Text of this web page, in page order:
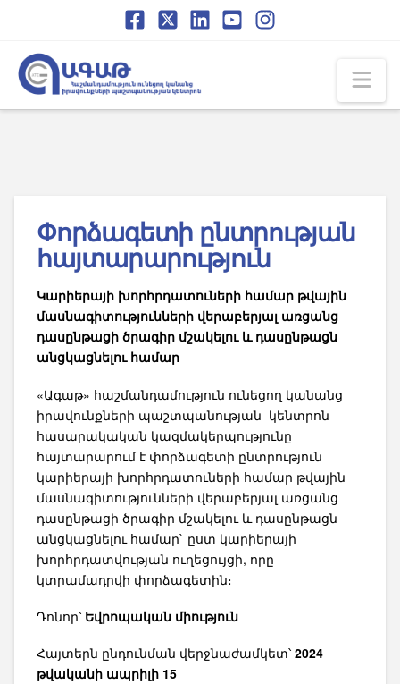
Content
navigation
Փորձագետի ընտրության
հայտարարություն
Կարիերայի խորհրդատուների համար թվային
մասնագիտությունների վերաբերյալ առցանց
դասընթացի ծրագիր մշակելու և դասընթացն
անցկացնելու համար
«Ագաթ» հաշմանդամություն ունեցող կանանց
իրավունքների պաշտպանության կենտրոն
հասարակական կազմակերպությունը
հայտարարում է փորձագետի ընտրություն
կարիերայի խորհրդատուների համար թվային
մասնագիտությունների վերաբերյալ առցանց
դասընթացի ծրագիր մշակելու և դասընթացն
անցկացնելու համար` ըստ կարիերայի
խորհրդատվության ուղեցույցի, որը
կտրամադրվի փորձագետին։
Դոնոր՝Եվրոպական միություն
Հայտերն ընդունման վերջնաժամկետ՝ 2024
թվականի ապրիլի 15